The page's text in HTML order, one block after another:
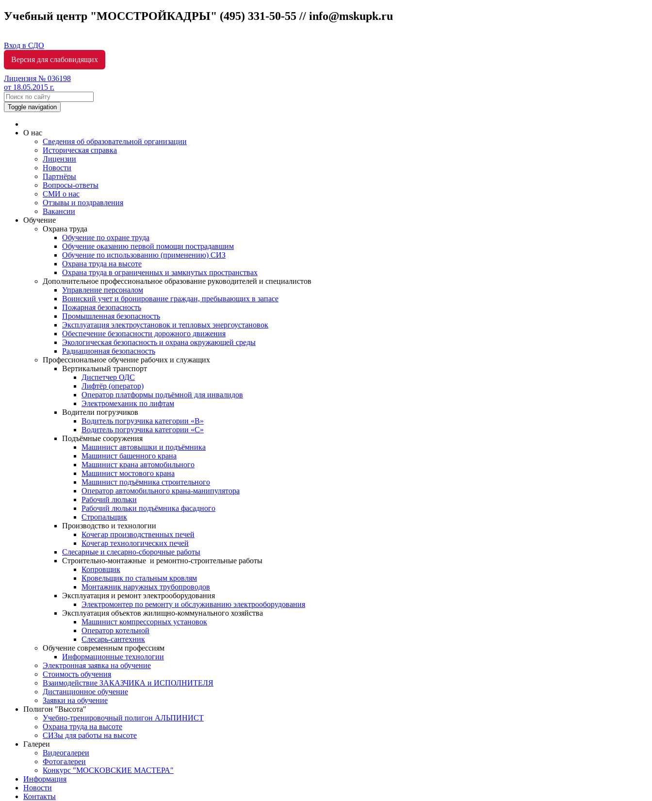
Учебный центр "МОССТРОЙКАДРЫ" (495) 331-50-55 // info@mskupk.ru
Вход в СДО
Версия для слабовидящих
Лицензия № 036198
от 18.05.2015 г.
Toggle navigation
О нас
Сведения об образовательной организации
Историческая справка
Лицензии
Новости
Партнёры
Вопросы-ответы
СМИ о нас
Отзывы и поздравления
Вакансии
Обучение
Охрана труда
Обучение по охране труда
Обучение оказанию первой помощи пострадавшим
Обучение по использованию (применению) СИЗ
Охрана труда на высоте
Охрана труда в ограниченных и замкнутых пространствах
Дополнительное профессиональное образование руководителей и специалистов
Управление персоналом
Воинский учет и бронирование граждан, пребывающих в запасе
Пожарная безопасность
Промышленная безопасность
Эксплуатация электроустановок и тепловых энергоустановок
Обеспечение безопасности дорожного движения
Экологическая безопасность и охрана окружающей среды
Радиационная безопасность
Профессиональное обучение рабочих и служащих
Вертикальный транспорт
Диспетчер ОДС
Лифтёр (оператор)
Оператор платформы подъёмной для инвалидов
Электромеханик по лифтам
Водители погрузчиков
Водитель погрузчика категории «B»
Водитель погрузчика категории «С»
Подъёмные сооружения
Машинист автовышки и подъёмника
Машинист башенного крана
Машинист крана автомобильного
Машинист мостового крана
Машинист подъёмника строительного
Оператор автомобильного крана-манипулятора
Рабочий люльки
Рабочий люльки подъёмника фасадного
Стропальщик
Производство и технологии
Кочегар производственных печей
Кочегар технологических печей
Слесарные и слесарно-сборочные работы
Строительно-монтажные и ремонтно-строительные работы
Копровщик
Кровельщик по стальным кровлям
Монтажник наружных трубопроводов
Эксплуатация и ремонт электрооборудования
Электромонтер по ремонту и обслуживанию электрооборудования
Эксплуатация объектов жилищно-коммунального хозяйства
Машинист компрессорных установок
Оператор котельной
Слесарь-сантехник
Обучение современным профессиям
Информационные технологии
Электронная заявка на обучение
Стоимость обучения
Взаимодействие ЗАКАЗЧИКА и ИСПОЛНИТЕЛЯ
Дистанционное обучение
Заявки на обучение
Полигон "Высота"
Учебно-тренировочный полигон АЛЬПИНИСТ
Охрана труда на высоте
СИЗы для работы на высоте
Галереи
Видеогалереи
Фотогалереи
Конкурс "МОСКОВСКИЕ МАСТЕРА"
Информация
Новости
Контакты